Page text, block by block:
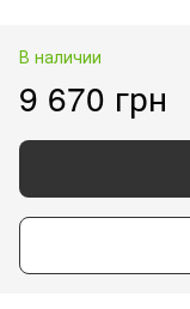
В наличии
9 670 грн